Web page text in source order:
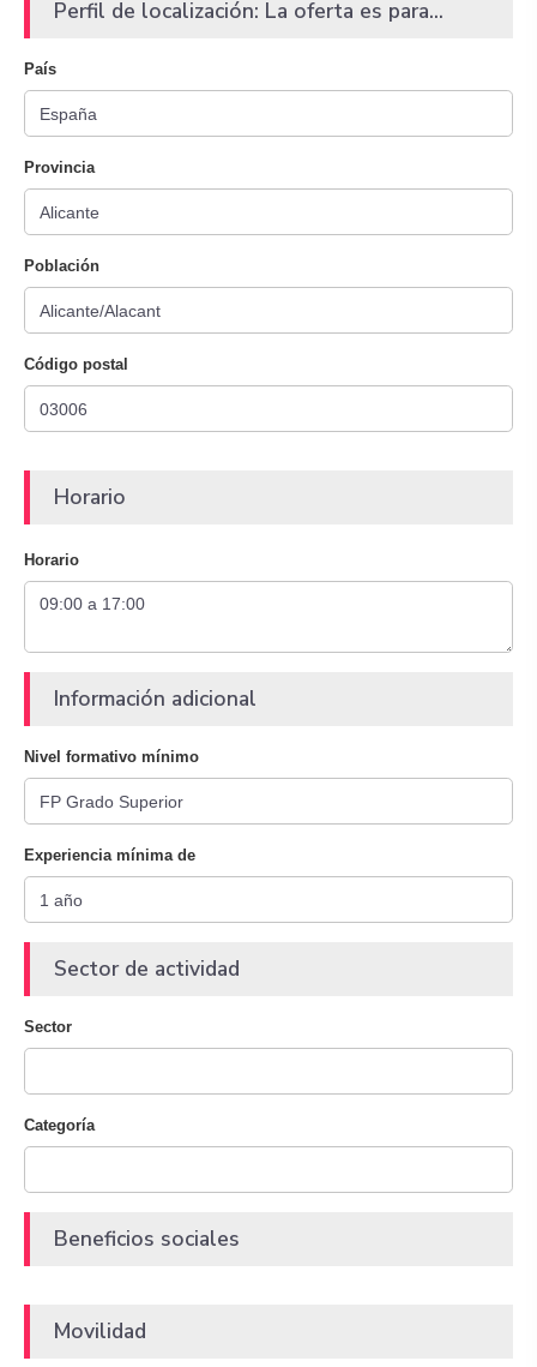
Perfil de localización: La oferta es para...
País
Provincia
Población
Código postal
Horario
Horario
Información adicional
Nivel formativo mínimo
Experiencia mínima de
Sector de actividad
Sector
Categoría
Beneficios sociales
Movilidad